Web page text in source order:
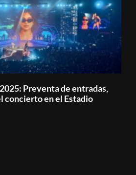
Preventa de entradas,
concierto en el Estadio